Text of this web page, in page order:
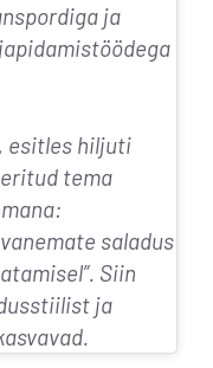
ja
esitles hiljuti
tema
saladus
”. Siin
ja